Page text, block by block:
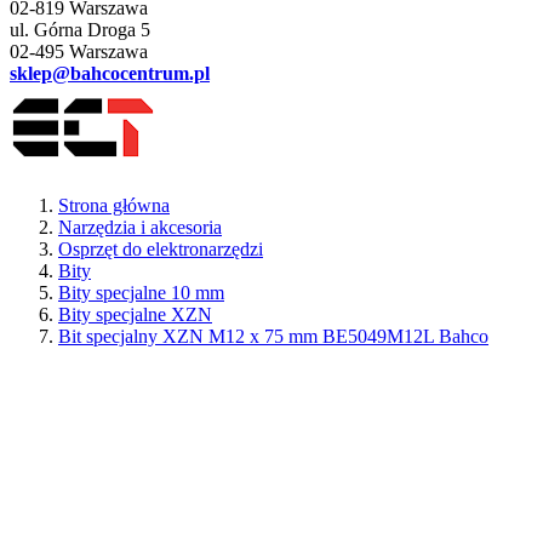
02-819 Warszawa
ul. Górna Droga 5
02-495 Warszawa
sklep@bahcocentrum.pl
Strona główna
Narzędzia i akcesoria
Osprzęt do elektronarzędzi
Bity
Bity specjalne 10 mm
Bity specjalne XZN
Bit specjalny XZN M12 x 75 mm BE5049M12L Bahco